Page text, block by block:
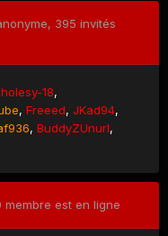
395 invités
18
Freeed JKad94
BuddyZUnurl
membre est en ligne